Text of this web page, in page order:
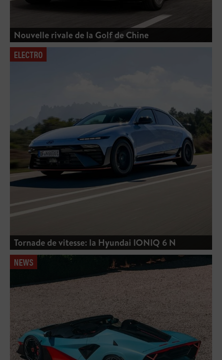
Nouvelle rivale de la Golf de Chine
ELECTRO
Tornade de vitesse: la Hyundai IONIQ 6 N
NEWS